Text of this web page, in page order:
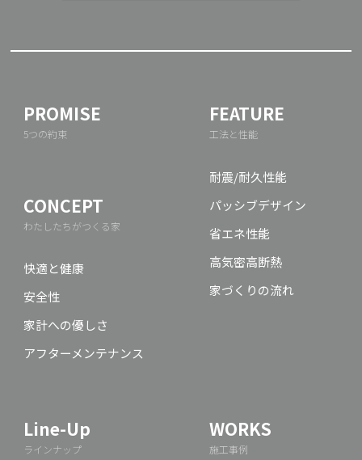
PROMISE
5つの約束
CONCEPT
わたしたちがつくる家
快適と健康
安全性
家計への優しさ
アフターメンテナンス
FEATURE
工法と性能
耐震/耐久性能
パッシブデザイン
省エネ性能
高気密高断熱
家づくりの流れ
Line-Up
ラインナップ
WORKS
施工事例